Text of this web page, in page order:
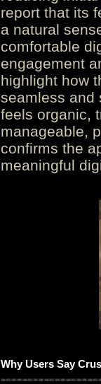
report that its
a natural
comfortable
engagement
highlight how
seamless and
feels organic,
manageable,
confirms the
meaningful
Why Users Say